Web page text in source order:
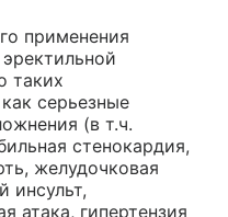
применения
таких
серьезные
(в т.ч.
стенокардия,
желудочковая
инсульт,
атака, гипертензия